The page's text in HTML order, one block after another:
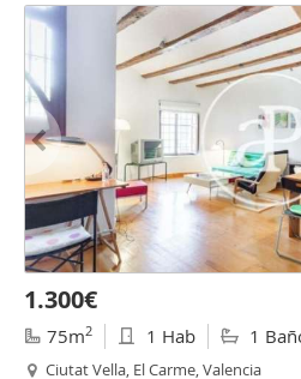
1.300€
75m2 1 Hab 1
Ciutat Vella, El Carme, Valencia